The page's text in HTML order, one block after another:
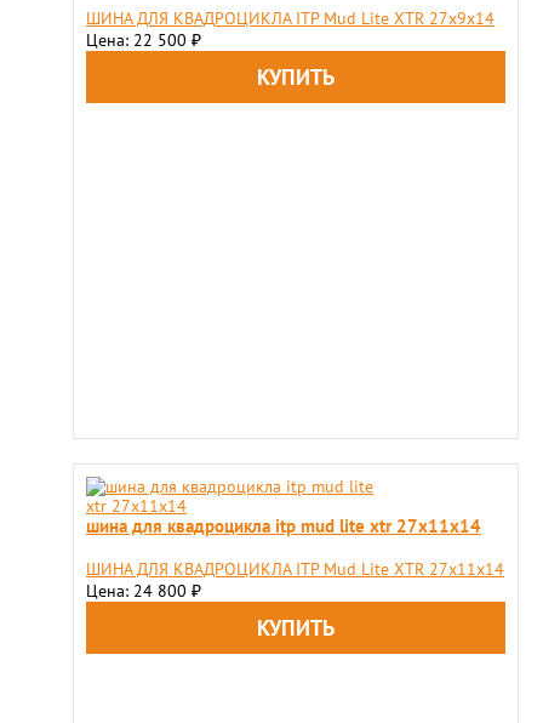
ШИНА ДЛЯ КВАДРОЦИКЛА ITP Mud Lite XTR 27х9х14
Цена: 22 500 ₽
шина для квадроцикла itp mud lite xtr 27х11х14
ШИНА ДЛЯ КВАДРОЦИКЛА ITP Mud Lite XTR 27х11х14
Цена: 24 800 ₽